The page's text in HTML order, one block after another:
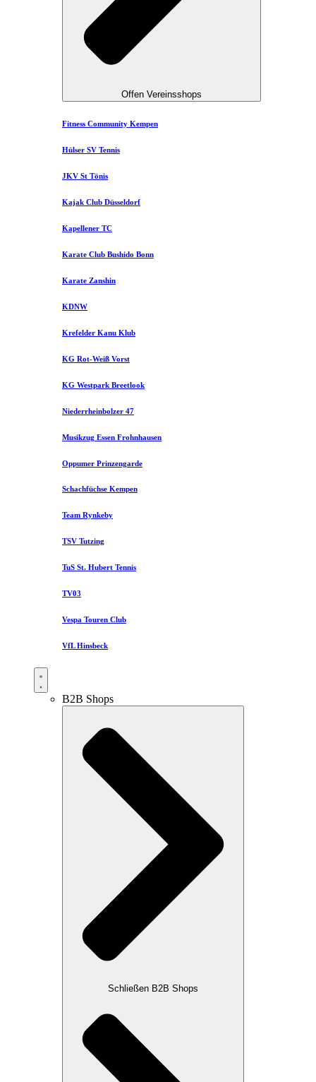
Offen Vereinsshops
Fitness Community Kempen
Hülser SV Tennis
JKV St Tönis
Kajak Club Düsseldorf
Kapellener TC
Karate Club Bushido Bonn
Karate Zanshin
KDNW
Krefelder Kanu Klub
KG Rot-Weiß Vorst
KG Westpark Breetlook
Niederrheinbolzer 47
Musikzug Essen Frohnhausen
Oppumer Prinzengarde
Schachfüchse Kempen
Team Rynkeby
TSV Tutzing
TuS St. Hubert Tennis
TV03
Vespa Touren Club
VfL Hinsbeck
B2B Shops
Schließen B2B Shops